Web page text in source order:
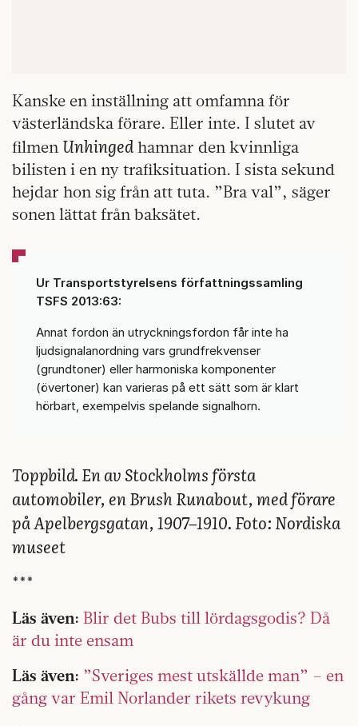
Kanske en inställning att omfamna för
västerländska förare. Eller inte. I slutet av
filmen Unhingedhamnar den kvinnliga
bilisten i en ny trafiksituation. I sista sekund
hejdar hon sig från att tuta. ”Bra val”, säger
sonen lättat från baksätet.
Ur Transportstyrelsens författningssamling
TSFS 2013:63:
Annat fordon än utryckningsfordon får inte ha
ljudsignalanordning vars grundfrekvenser
(grundtoner) eller harmoniska komponenter
(övertoner) kan varieras på ett sätt som är klart
hörbart, exempelvis spelande signalhorn.
Toppbild. En av Stockholms första
automobiler, en Brush Runabout, med förare
på Apelbergsgatan, 1907–1910. Foto: Nordiska
museet
​​***
Läs även: Blir det Bubs till lördagsgodis? Då
är du inte ensam
Läs även: ”Sveriges mest utskällde man” – en
gång var Emil Norlander rikets revykung